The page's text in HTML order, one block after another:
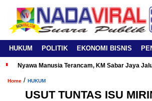
HUKUM POLITIK EKONOMI BISNIS
Nyawa Manusia Terancam, KM Sabar Jaya
Home / HUKUM
USUT TUNTAS ISU